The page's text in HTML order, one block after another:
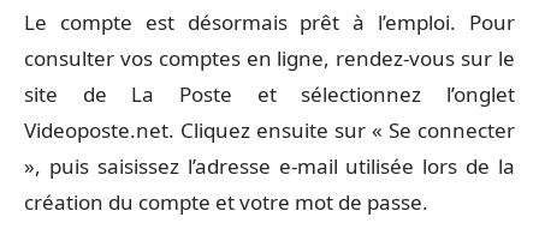
Le compte est désormais prêt à l’emploi. Pour
consulter vos comptes en ligne, rendez-vous sur le
site de La Poste et sélectionnez l’onglet
Videoposte.net. Cliquez ensuite sur « Se connecter
», puis saisissez l’adresse e-mail utilisée lors de la
création du compte et votre mot de passe.